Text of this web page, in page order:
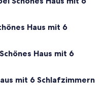
Haus mit 6
Haus mit 6
mit 6 Schlafzimmern